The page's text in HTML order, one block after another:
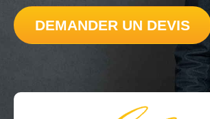
DEMANDER UN DEVIS